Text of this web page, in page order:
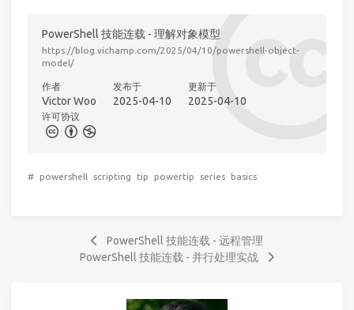
PowerShell 技能连载 - 理解对象模型
https://blog.vichamp.com/2025/04/10/powershell-object-
model/
作者
Victor Woo
发布于
2025-04-10
更新于
2025-04-10
许可协议
# powershell scripting tip powertip series basics
PowerShell 技能连载 - 远程管理
PowerShell 技能连载 - 并行处理实战